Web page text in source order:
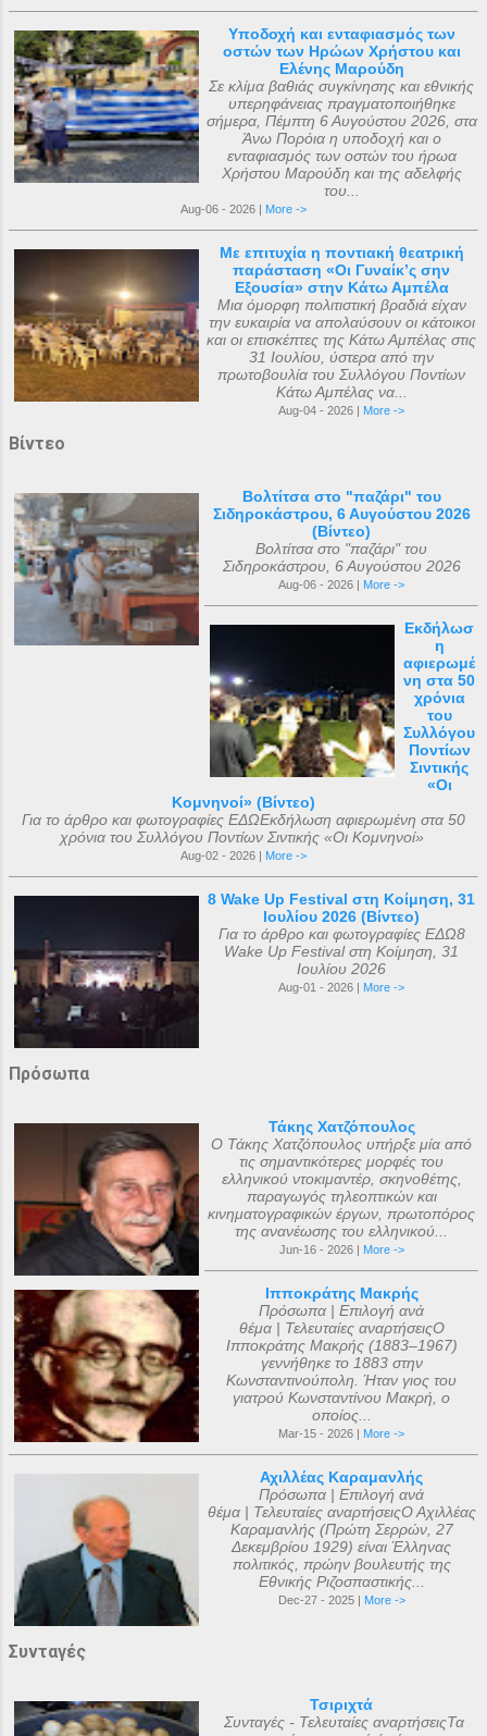
Υποδοχή και ενταφιασμός των
οστών των Ηρώων Χρήστου και
Ελένης Μαρούδη
Σε κλίμα βαθιάς συγκίνησης και εθνικής
υπερηφάνειας πραγματοποιήθηκε
σήμερα, Πέμπτη 6 Αυγούστου 2026, στα
Άνω Πορόια η υποδοχή και ο
ενταφιασμός των οστών του ήρωα
Χρήστου Μαρούδη και της αδελφής
του...
Aug-06 - 2026 | More ->
Με επιτυχία η ποντιακή θεατρική
παράσταση «Οι Γυναίκ’ς σην
Εξουσία» στην Κάτω Αμπέλα
Μια όμορφη πολιτιστική βραδιά είχαν
την ευκαιρία να απολαύσουν οι κάτοικοι
και οι επισκέπτες της Κάτω Αμπέλας στις
31 Ιουλίου, ύστερα από την
πρωτοβουλία του Συλλόγου Ποντίων
Κάτω Αμπέλας να...
Aug-04 - 2026 | More ->
Βίντεο
Βολτίτσα στο "παζάρι" του
Σιδηροκάστρου, 6 Αυγούστου 2026
(Βίντεο)
Βολτίτσα στο "παζάρι" του
Σιδηροκάστρου, 6 Αυγούστου 2026
Aug-06 - 2026 | More ->
Εκδήλωσ
η
αφιερωμέ
νη στα 50
χρόνια
του
Συλλόγου
Ποντίων
Σιντικής
«Οι
Κομνηνοί» (Βίντεο)
Για το άρθρο και φωτογραφίες ΕΔΩΕκδήλωση αφιερωμένη στα 50
χρόνια του Συλλόγου Ποντίων Σιντικής «Οι Κομνηνοί»
Aug-02 - 2026 | More ->
8 Wake Up Festival στη Κοίμηση, 31
Ιουλίου 2026 (Βίντεο)
Για το άρθρο και φωτογραφίες ΕΔΩ8
Wake Up Festival στη Κοίμηση, 31
Ιουλίου 2026
Aug-01 - 2026 | More ->
Πρόσωπα
Τάκης Χατζόπουλος
Ο Τάκης Χατζόπουλος υπήρξε μία από
τις σημαντικότερες μορφές του
ελληνικού ντοκιμαντέρ, σκηνοθέτης,
παραγωγός τηλεοπτικών και
κινηματογραφικών έργων, πρωτοπόρος
της ανανέωσης του ελληνικού...
Jun-16 - 2026 | More ->
Ιπποκράτης Μακρής
Πρόσωπα | Επιλογή ανά
θέμα | Τελευταίες αναρτήσειςΟ
Ιπποκράτης Μακρής (1883–1967)
γεννήθηκε το 1883 στην
Κωνσταντινούπολη. Ήταν γιος του
γιατρού Κωνσταντίνου Μακρή, ο
οποίος...
Mar-15 - 2026 | More ->
Αχιλλέας Καραμανλής
Πρόσωπα | Επιλογή ανά
θέμα | Τελευταίες αναρτήσειςΟ Αχιλλέας
Καραμανλής (Πρώτη Σερρών, 27
Δεκεμβρίου 1929) είναι Έλληνας
πολιτικός, πρώην βουλευτής της
Εθνικής Ριζοσπαστικής...
Dec-27 - 2025 | More ->
Συνταγές
Τσιριχτά
Συνταγές - Τελευταίες αναρτήσειςΤα